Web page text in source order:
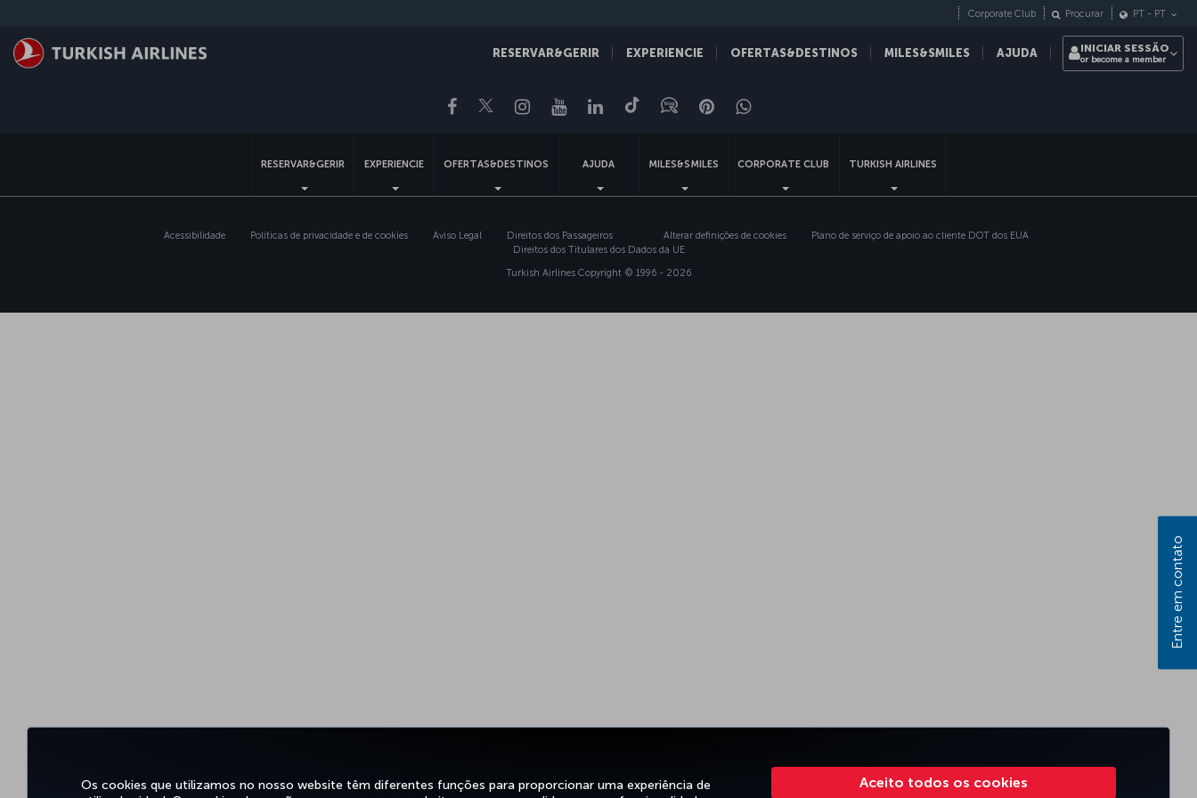
conteúdo
Os cookies que utilizamos no nosso website têm diferentes funções para proporcionar uma experiência de
Aceito todos os cookies
RESERVAR&GERIR EXPERIENCIE OFERTAS&DESTINOS MILES&SMILES AJUDA
Corporate Club Procurar PT - PT
INICIAR SESSÃO
or become a member
Facebook
TwitterInstagram
YouTubeLinkedIn
TiktokBloguePinterestWhatsApp
RESERVAR&GERIR EXPERIENCIE OFERTAS&DESTINOS AJUDA MILES&SMILES CORPORATE CLUB TURKISH AIRLINES
Acessibilidade Politicas de privacidade e de cookies Aviso Legal Direitos dos Passageiros Alterar definições de cookies
Plano de serviço de apoio ao cliente DOT dos EUA
Direitos dos Titulares dos Dados da UE
Turkish Airlines Copyright © 1996 - 2026
Entre em contato